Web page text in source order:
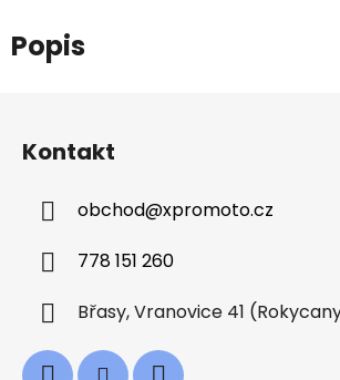
Popis
Kontakt
obchod@xpromoto.cz
778 151 260
Břasy, Vranovice 41